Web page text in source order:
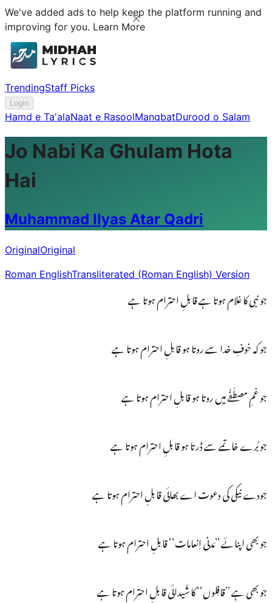
We've added ads to help keep the platform running and
improving for you. Learn More
TrendingStaff Picks
Login
Hamd e Ta'alaNaat e RasoolManqbatDurood o Salam
Jo Nabi Ka Ghulam Hota
Hai
Muhammad Ilyas Atar Qadri
OriginalOriginal
Roman EnglishTransliterated (Roman English) Version
جو نبی کا غلام ہوتا ہے قابلِ احترام ہوتا ہے
جو کہ خوفِ خدا سے روتا ہو قابلِ احترام ہوتا ہے
جو غمِ مصطَفٰے میں روتا ہو قابلِ احترام ہوتا ہے
جو بُرے خاتمے سے ڈرتا ہو قابلِ احترام ہوتا ہے
جودے نیکی کی دعوت اے بھائی قابلِ احترام ہوتا ہے
جو بھی اپنائے ’’مَدنی اِنعامات‘‘ قابلِ احترام ہوتا ہے
جو بھی ہے ’’قافِلوں‘‘ کا شَیدائی قابلِ احترام ہوتا ہے